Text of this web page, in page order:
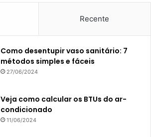
Recente
Como desentupir vaso sanitário: 7
métodos simples e fáceis
27/06/2024
Veja como calcular os BTUs do ar-
condicionado
11/06/2024